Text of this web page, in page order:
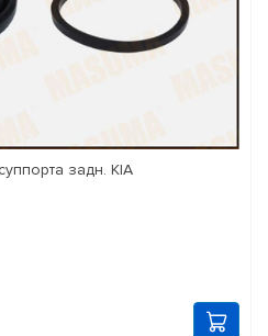
задн. KIA